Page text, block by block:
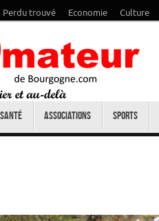
Perdu trouvé Economie Culture
Santé Associations Sports